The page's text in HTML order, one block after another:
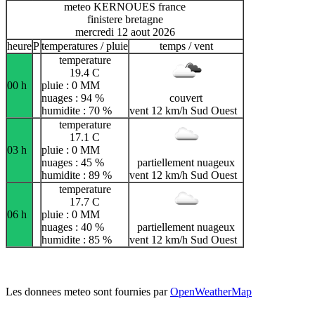
meteo KERNOUES france
finistere bretagne
mercredi 12 aout 2026
heurePtemperatures / pluie temps / vent
00 h
temperature
19.4 C
pluie : 0 MM
nuages : 94 %
humidite : 70 %
couvert
vent 12 km/h Sud Ouest
03 h
temperature
17.1 C
pluie : 0 MM
nuages : 45 %
humidite : 89 %
partiellement nuageux
vent 12 km/h Sud Ouest
06 h
temperature
17.7 C
pluie : 0 MM
nuages : 40 %
humidite : 85 %
partiellement nuageux
vent 12 km/h Sud Ouest
Les donnees meteo sont fournies parOpenWeatherMap